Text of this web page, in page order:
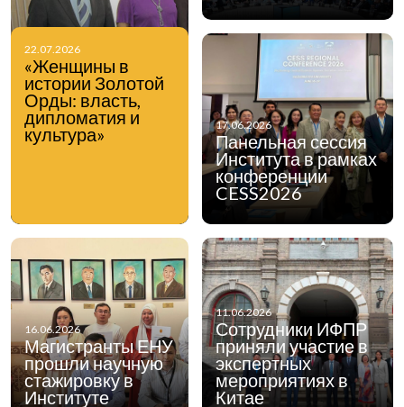
22.07.2026
«Женщины в
истории Золотой
Орды: власть,
дипломатия и
культура» 17.06.2026
Панельная сессия
Института в рамках
конференции
CESS2026
16.06.2026
Магистранты ЕНУ
прошли научную
стажировку в
Институте
11.06.2026
Сотрудники ИФПР
приняли участие в
экспертных
мероприятиях в
Китае